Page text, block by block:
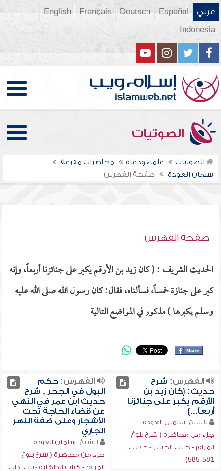
عربي Español
Deutsch
Français
English
Indonesia
الصوتيات
الصوتيات علماء ودعاة
محاضرات مفرغة
سلمان العودة
صفحة الفهرس
صفحة الفهرس
الحديث الشريف : ( كان زيد بن الأرقم يكبر على جنائزنا أربعاً، وإنه
كبر على جنازة خمساً، فسألناه، فقال: كان رسول الله صلى الله عليه
وسلم يكبرها ) مذكور في المواضع التالية
الفهرس: شرح
حديث: (كان زيد بن
الأرقم يكبر على جنائزنا
أربعاً...)
للشيخ: سلمان العودة
جزء من محاضرة ( شرح بلوغ
المرام - كتاب الجنائز - حديث
581-585)
الفهرس:حكم
البول في الجحر , شرح
حديث ابن عمر في النهي
عن قضاء الحاجة تحت
الأشجار وعلى ضفة النهر
الجاري
للشيخ: سلمان العودة
جزء من محاضرة ( شرح بلوغ
المرام - كتاب الطهارة - باب آداب